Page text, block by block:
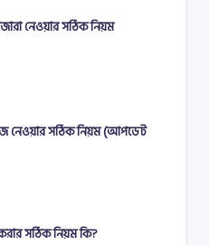
নেওয়ার সঠিক নিয়ম
নেওয়ার সঠিক নিয়ম (আপডেট
সঠিক নিয়ম কি?